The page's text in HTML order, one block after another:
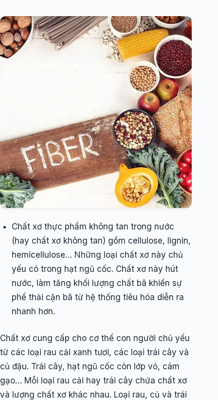
Chất xơ thực phẩm không tan trong nước
(hay chất xơ không tan) gồm cellulose, lignin,
hemicellulose… Những loại chất xơ này chủ
yếu có trong hạt ngũ cốc. Chất xơ này hút
nước, làm tăng khối lượng chất bã khiến sự
phế thải cặn bã từ hệ thống tiêu hóa diễn ra
nhanh hơn.
Chất xơ cung cấp cho cơ thể con người chủ yếu
từ các loại rau cải xanh tươi, các loại trái cây và
củ đậu. Trái cây, hạt ngũ cốc còn lớp vỏ, cám
gạo… Mỗi loại rau cải hay trái cây chứa chất xơ
và lượng chất xơ khác nhau. Loại rau, củ và trái